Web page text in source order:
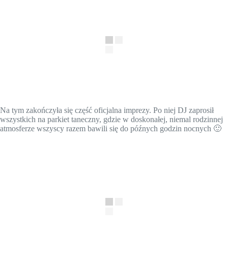
Na tym zakończyła się część oficjalna imprezy. Po niej DJ zaprosił
wszystkich na parkiet taneczny, gdzie w doskonałej, niemal rodzinnej
atmosferze wszyscy razem bawili się do późnych godzin nocnych 🙂